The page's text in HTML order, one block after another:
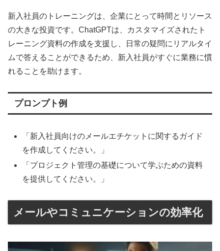
新入社員のトレーニングは、企業にとって時間とリソース
の大きな投資です。ChatGPTは、カスタマイズされたト
レーニング資料の作成を支援し、日常の疑問にリアルタイ
ムで答えることができるため、新入社員がすぐに業務に慣
れることを助けます。
プロンプト例
「新入社員向けのメールエチケットに関するガイド
を作成してください。」
「プロジェクト管理の基礎について学ぶための資料
を提供してください。」
メールやコミュニケーションの効率化